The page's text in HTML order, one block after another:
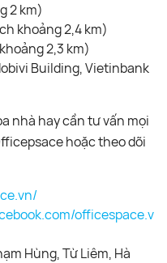
2 km)
khoảng 2,4 km)
2,3 km)
Building, Vietinbank
nhà hay cần tư vấn mọi
hoặc theo dõi
officespace.vn/
Hùng, Từ Liêm, Hà